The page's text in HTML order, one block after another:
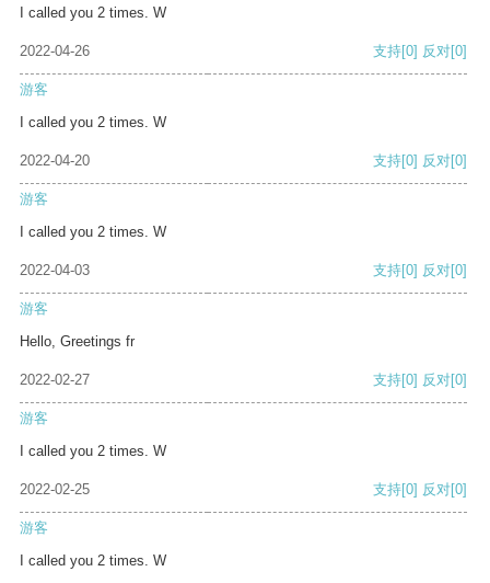
I called you 2 times. W
2022-04-26 支持[0] 反对[0]
游客
I called you 2 times. W
2022-04-20 支持[0] 反对[0]
游客
I called you 2 times. W
2022-04-03 支持[0] 反对[0]
游客
Hello, Greetings fr
2022-02-27 支持[0] 反对[0]
游客
I called you 2 times. W
2022-02-25 支持[0] 反对[0]
游客
I called you 2 times. W